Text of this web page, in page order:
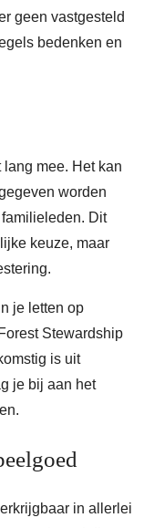
geen vastgesteld
bedenken en
mee. Het kan
worden
Dit
keuze, maar
je letten op
Stewardship
is uit
je bij aan het
in allerlei